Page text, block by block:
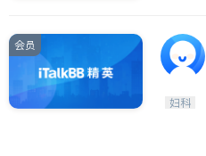
会员
妇科